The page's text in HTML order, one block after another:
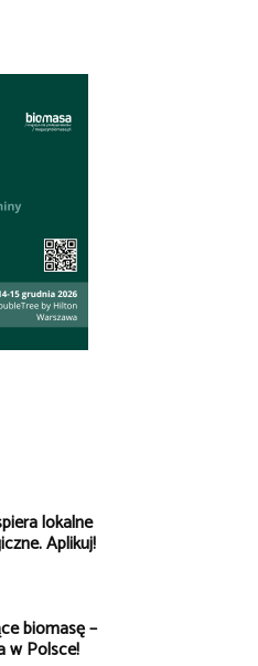
lokalne
Aplikuj!
biomasę –
w Polsce!